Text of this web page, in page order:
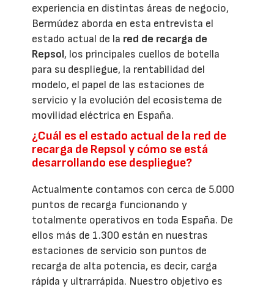
experiencia en distintas áreas de negocio,
Bermúdez aborda en esta entrevista el
estado actual de la red de recarga de
Repsol, los principales cuellos de botella
para su despliegue, la rentabilidad del
modelo, el papel de las estaciones de
servicio y la evolución del ecosistema de
movilidad eléctrica en España.
¿Cuál es el estado actual de la red de
recarga de Repsol y cómo se está
desarrollando ese despliegue?
Actualmente contamos con cerca de 5.000
puntos de recarga funcionando y
totalmente operativos en toda España. De
ellos más de 1.300 están en nuestras
estaciones de servicio son puntos de
recarga de alta potencia, es decir, carga
rápida y ultrarrápida. Nuestro objetivo es